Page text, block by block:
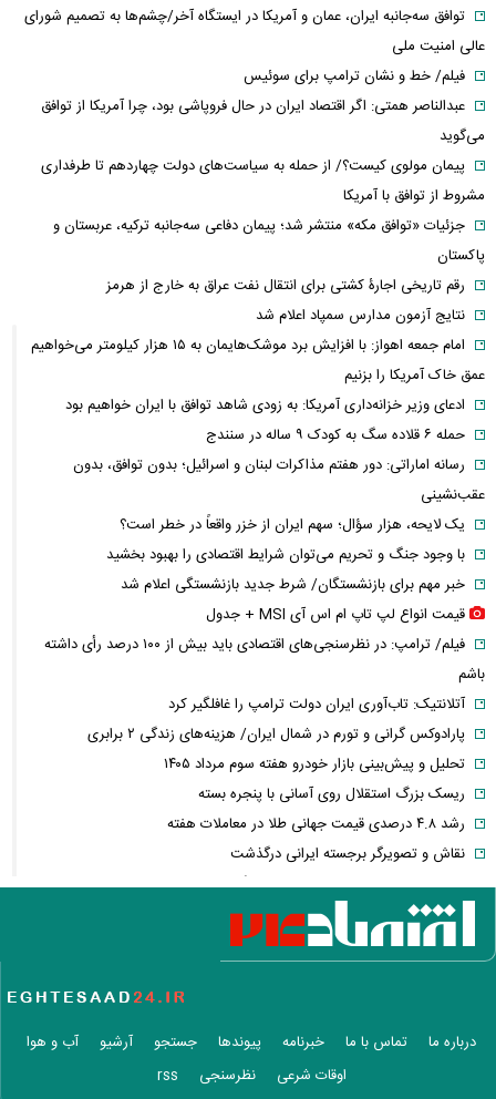
توافق سه‌جانبه ایران، عمان و آمریکا در ایستگاه آخر/چشم‌ها به تصمیم شورای
عالی امنیت ملی
فیلم/ خط و نشان ترامپ برای سوئیس
عبدالناصر همتی: اگر اقتصاد ایران در حال فروپاشی بود، چرا آمریکا از توافق
می‌گوید
پیمان مولوی کیست؟/ از حمله به سیاست‌های دولت چهاردهم تا طرفداری
مشروط از توافق با آمریکا
جزئیات «توافق مکه» منتشر شد؛ پیمان دفاعی سه‌جانبه ترکیه، عربستان و
پاکستان
رقم تاریخی اجارۀ کشتی برای انتقال نفت عراق به خارج از هرمز
نتایج آزمون مدارس سمپاد اعلام شد
امام‌ جمعه اهواز: با افزایش برد موشک‌هایمان به ۱۵ هزار کیلومتر می‌خواهیم
عمق خاک آمریکا را بزنیم
ادعای وزیر خزانه‌داری آمریکا: به زودی شاهد توافق با ایران خواهیم بود
حمله ۶ قلاده سگ به کودک ۹ ساله در سنندج
رسانه اماراتی: دور هفتم مذاکرات لبنان و اسرائیل؛ بدون توافق، بدون
عقب‌نشینی
یک لایحه، هزار سؤال؛ سهم ایران از خزر واقعاً در خطر است؟
با وجود جنگ و تحریم می‌توان شرایط اقتصادی را بهبود بخشید
خبر مهم برای بازنشستگان/ شرط جدید بازنشستگی اعلام شد
قیمت انواع لپ تاپ ام اس آی MSI + جدول
فیلم/ ترامپ: در نظرسنجی‌های اقتصادی باید بیش از ۱۰۰ درصد رأی داشته
باشم
آتلانتیک: تاب‌آوری ایران دولت ترامپ را غافلگیر کرد
پارادوکس گرانی و تورم در شمال ایران/ هزینه‌های زندگی ۲ برابری
تحلیل و پیش‌بینی بازار خودرو هفته سوم مرداد ۱۴۰۵
ریسک بزرگ استقلال روی آسانی با پنجره بسته
رشد ۴.۸ درصدی قیمت جهانی طلا در معاملات هفته
نقاش و تصویرگر برجسته ایرانی درگذشت
معاون عراقچی: در هیچ دوره‌ای هماهنگی بین میدان و دیپلماسی را مانند
حال حاضر نداشتیم
وزارت دفاع چین: به نوسازی ارتش در بالاترین سطح ادامه خواهیم داد
وزارت خارجه پاکستان: پیمان دفاعی با ریاض و آنکارا برای تقویت امنیت
اذعان ترامپ به تاثیر جنگ با ایران بر انتخابات میان دوره‌ای آمریکا
درباره ما تماس با ما خبرنامه پیوندها جستجو آرشیو
آب و هوا
اوقات شرعی
نظرسنجی rss